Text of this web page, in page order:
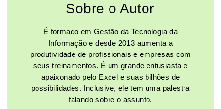
Sobre o Autor
É formado em Gestão da Tecnologia da
Informação e desde 2013 aumenta a
produtividade de profissionais e empresas com
seus treinamentos. É um grande entusiasta e
apaixonado pelo Excel e suas bilhões de
possibilidades. Inclusive, ele tem uma palestra
falando sobre o assunto.